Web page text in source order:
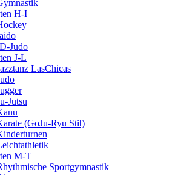
H-I
Judo
J-L
LasChicas
Jutsu
(GoJu-Ryu Stil)
M-T
Sportgymnastik